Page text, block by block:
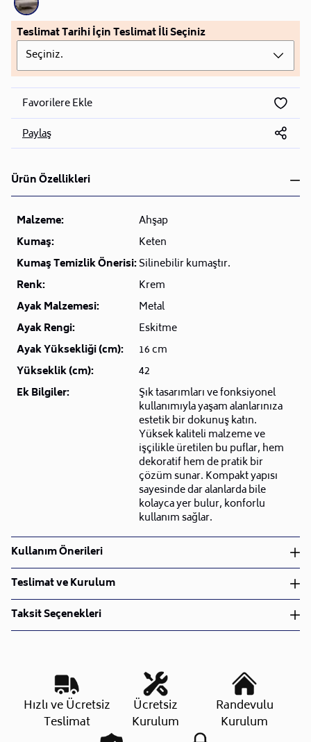
Teslimat Tarihi İçin Teslimat İli Seçiniz
Seçiniz.
Favorilere Ekle
Paylaş
Ürün Özellikleri
Malzeme:
Ahşap
Kumaş:
Keten
Kumaş Temizlik Önerisi:Silinebilir kumaştır.
Renk:
Krem
Ayak Malzemesi:
Metal
Ayak Rengi:
Eskitme
Ayak Yüksekliği (cm):
16 cm
Yükseklik (cm):
42
Ek Bilgiler:
Şık tasarımları ve fonksiyonel
kullanımıyla yaşam alanlarınıza
estetik bir dokunuş katın.
Yüksek kaliteli malzeme ve
işçilikle üretilen bu puflar, hem
dekoratif hem de pratik bir
çözüm sunar. Kompakt yapısı
sayesinde dar alanlarda bile
kolayca yer bulur, konforlu
kullanım sağlar.
Kullanım Önerileri
Silinebilir kumaştır.
Teslimat ve Kurulum
Teslimat ve Kurulum
• Siparişlerinizi aldıktan sonra en kısa sürede işleme
Kargo süreçlerimizi güçlü lojistik ağımızla
destekleyerek, teslimatı en hızlı şekilde
gerçekleştiriyoruz.
Siparişiniz hazırlandığında kurulum ekiplerimiz sizin
Taksit Seçenekleri
Taksit Sayısı Aylık Tutar
Toplam Tutar
Tek Çekim
13.839,20 TL
13.839,20 TL
Hızlı ve Ücretsiz
Teslimat
Ücretsiz
Kurulum
Randevulu
Kurulum